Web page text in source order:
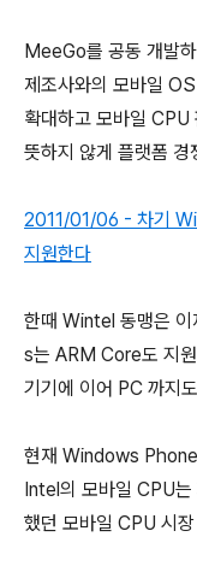
MeeGo를 공동 개발
제조사와의 모바일
확대하고 모바일
뜻하지 않게 플랫폼 경
2011/01/06 - 차기
지원한다
한때 Wintel 동맹은
s는 ARM Core도 지
기기에 이어 PC 까지
현재 Windows
Intel의 모바일 CPU
했던 모바일 CPU 시